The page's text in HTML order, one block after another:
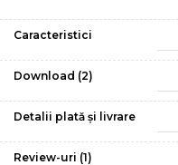
Caracteristici
Download (2)
Detalii plată și livrare
Review-uri (1)